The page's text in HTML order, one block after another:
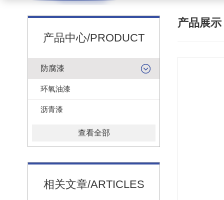
产品中心/PRODUCT
防腐漆
环氧油漆
沥青漆
查看全部
相关文章/ARTICLES
产品展示